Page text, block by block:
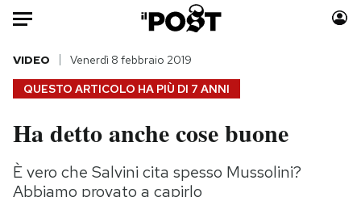
Auto
HOME
Italia
Politica
Moda
Consumismi
QUESTO ARTICOLO HA PIÙ DI 7 ANNI
VIDEO Venerdì 8 febbraio 2019
Ha detto anche cose buone
È vero che Salvini cita spesso Mussolini?
Abbiamo provato a capirlo